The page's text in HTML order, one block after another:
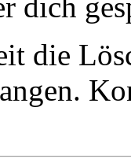
dich
die